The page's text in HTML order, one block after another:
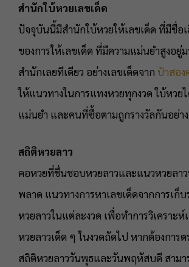
สำนักใบ้หวยเลขเด็ด
ปัจจุบันนี้มีสำนักใบ้หวยให้เลขเด็ด ที่มีชื่อเ
ของการให้เลขเด็ด ที่มีความแม่นยำสูงอยู่
สำนักเลยทีเดียว อย่างเลขเด็ดจาก ป๋าสอง
ให้แนวทางในการแทงหวยทุกงวด ใบ้หวย
แม่นยำ และคนที่ซื้อตามถูกรางวัลกันอย่า
สถิติหวยลาว
คอหวยที่ชื่นชอบหวยลาวและแนวหวยลา
พลาด แนวทางการหาเลขเด็ดจากการเก็
หวยลาวในแต่ละงวด เพื่อทำการวิเคราะห์
หวยลาวเด็ด ๆ ในงวดถัดไป หากต้องการ
สถิติหวยลาววันพุธและวันพฤหัสบดี สามา